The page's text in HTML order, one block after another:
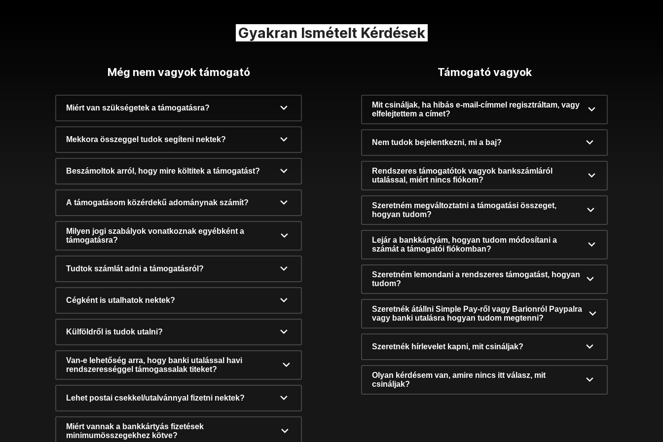
Gyakran Ismételt Kérdések
Még nem vagyok támogató
Miért van szükségetek a támogatásra?
Mekkora összeggel tudok segíteni nektek?
Beszámoltok arról, hogy mire költitek a támogatást?
A támogatásom közérdekű adománynak számít?
Milyen jogi szabályok vonatkoznak egyébként a
támogatásra?
Tudtok számlát adni a támogatásról?
Cégként is utalhatok nektek?
Külföldről is tudok utalni?
Van-e lehetőség arra, hogy banki utalással havi
rendszerességgel támogassalak titeket?
Lehet postai csekkel/utalvánnyal fizetni nektek?
Miért vannak a bankkártyás fizetések
minimumösszegekhez kötve?
Támogató vagyok
Mit csináljak, ha hibás e-mail-címmel regisztráltam, vagy
elfelejtettem a címet?
Nem tudok bejelentkezni, mi a baj?
Rendszeres támogatótok vagyok bankszámláról
utalással, miért nincs fiókom?
Szeretném megváltoztatni a támogatási összeget,
hogyan tudom?
Lejár a bankkártyám, hogyan tudom módosítani a
számát a támogatói fiókomban?
Szeretném lemondani a rendszeres támogatást, hogyan
tudom?
Szeretnék átállni Simple Pay-ről vagy Barionról Paypalra
vagy banki utalásra hogyan tudom megtenni?
Szeretnék hírlevelet kapni, mit csináljak?
Olyan kérdésem van, amire nincs itt válasz, mit
csináljak?